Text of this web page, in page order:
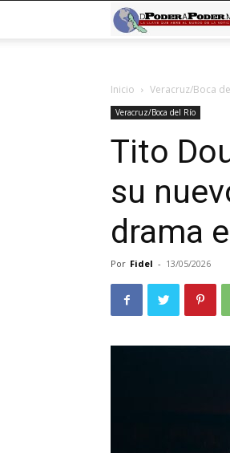
Inicio Veracruz/Boca
Veracruz/Boca del Río
Tito
su
drama
Por Fidel - 13/05/2026